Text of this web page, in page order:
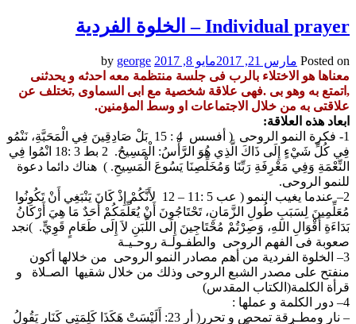
from
the
–
علاج
السقوط
في
الخطيئة
Individual prayer – الخلوة الفردية
Posted on مارس 21, 2017 مايو 8, 2017
george
معناها هو الاختلاء بالرب فى جلسة منتظمة معه احدثه و يحدثنى
,اتمتع به وهو بى .فهى علاقة شخصية مع ابى السماوى ,تختلف عن
علاقتى به من خلال الاجتماعات او وسط المؤمنين.
ابعاد هذه العلاقة:
1- فكرة النمو الروحى ( أفسس 4 : 15 بَلْ صَادِقِينَ فِي الْمَحَبَّةِ، نَنْمُو
فِي كُلِّ شَيْءٍ إِلَى ذَاكَ الَّذِي هُوَ الرَّأْسُ: الْمَسِيحُ. 2 بط 3 :18 انْمُوا فِي
النِّعْمَةِ وَفِي مَعْرِفَةِ رَبِّنَا وَمُخَلِّصِنَا يَسُوعَ الْمَسِيحِ. ) هناك دائما دعوة
للنمو الروحى.
2– عندما يغيب النمو ( عب 5 :11 – 12 لأَنَّكُمْ إِذْ كَانَ يَنْبَغِي أَنْ تَكُونُوا
مُعَلِّمِينَ لِسَبَبِ طُولِ الزَّمَانِ، تَحْتَاجُونَ أَنْ يُعَلِّمَكُمْ أَحَدٌ مَا هِيَ أَرْكَانُ
بَدَاءَةِ أَقْوَالِ اللهِ، وَصِرْتُمْ مُحْتَاجِينَ إِلَى اللَّبَنِ لاَ إِلَى طَعَامٍ قَوِيٍّ. )نجد
صعوبة فى الفهم الروحى والطفـولـة روحـيـة
3– الخلوة الفردية من أهم مصادر النمو الروحى من خلالها أكون
منفتح على مصدر الشبع الروحى وذلك من خلال شقيها الصـلاة و
قرأة الكلمة(الكتاب المقدس)
4– دور الكلمة و عملها :
– نار ومطـرقة تمحص و تحرر( أر 23: أَلَيْسَتْ هَكَذَا كَلِمَتِي كَنَارٍ يَقُولُ